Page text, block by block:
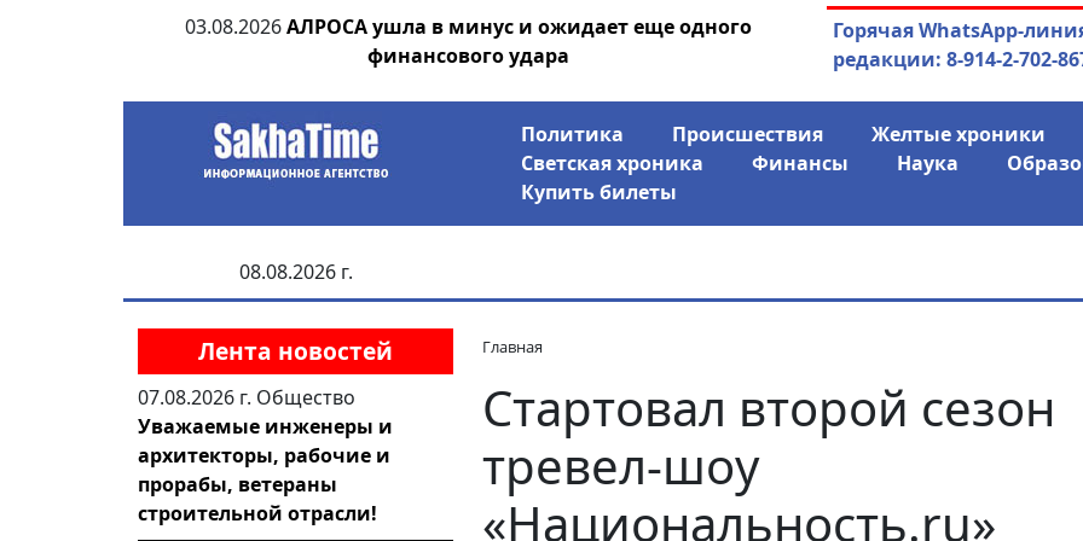
03.08.2026 АЛРОСА ушла в минус и ожидает еще одного
финансового удара
04.08.2026Маринычев у
Горячая WhatsApp-
редакции: 8-914-2-702-
Политика Происшествия Желтые хроники
Светская хроника
Финансы Наука
Купить билеты
08.08.2026 г.
Лента новостей
07.08.2026 г. Общество
Уважаемые инженеры и
архитекторы, рабочие и
прорабы, ветераны
строительной отрасли!
Главная
Стартовал второй сезон
тревел-шоу
«Национальность.ru»